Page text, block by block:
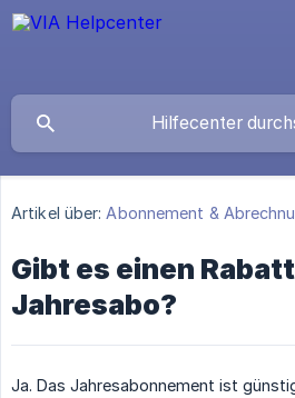
Artikel über: Abonnement &
Gibt es einen
Jahresabo?
Ja. Das Jahresabonnement ist